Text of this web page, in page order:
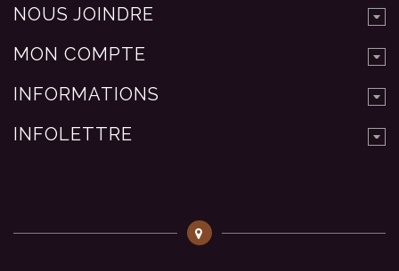
NOUS JOINDRE
MON COMPTE
INFORMATIONS
INFOLETTRE